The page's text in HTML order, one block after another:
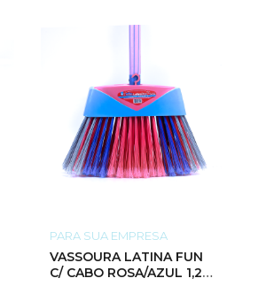
PARA SUA EMPRESA
VASSOURA LATINA FUN
C/ CABO ROSA/AZUL 1,20